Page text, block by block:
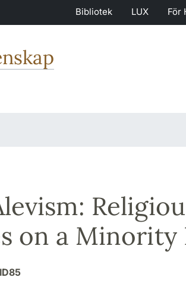
Bibliotek LUX För
on a Minority